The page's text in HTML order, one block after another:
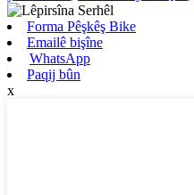
Forma Pêşkêş Bike
Emailê bişîne
WhatsApp
Paqij bûn
x